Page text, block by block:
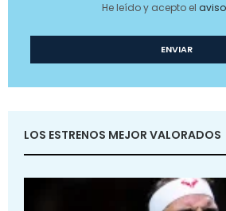
He leído y acepto el
LOS ESTRENOS MEJOR VALORADOS